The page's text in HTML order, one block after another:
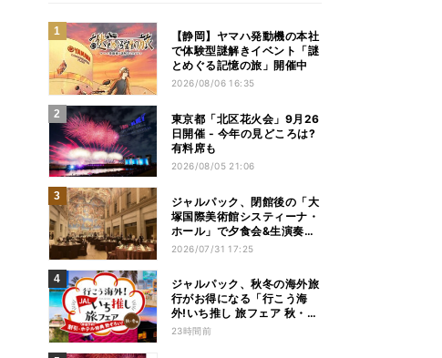
【静岡】ヤマハ発動機の本社
で体験型謎解きイベント「謎
とめぐる記憶の旅」開催中
2026/08/06 16:35
東京都「北区花火会」9月26
日開催 - 今年の見どころは?
有料席も
2026/08/05 21:06
ジャルパック、閉館後の「大
塚国際美術館システィーナ・
ホール」で夕食会&生演奏を
楽しむツアーを販売 – 徳島を
2026/07/31 17:25
ジャルパック、秋冬の海外旅
行がお得になる「行こう海
外!いち推し 旅フェア 秋・冬
編」フェアを開催
23時間前